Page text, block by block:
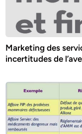
Marketing des
incertitudes de